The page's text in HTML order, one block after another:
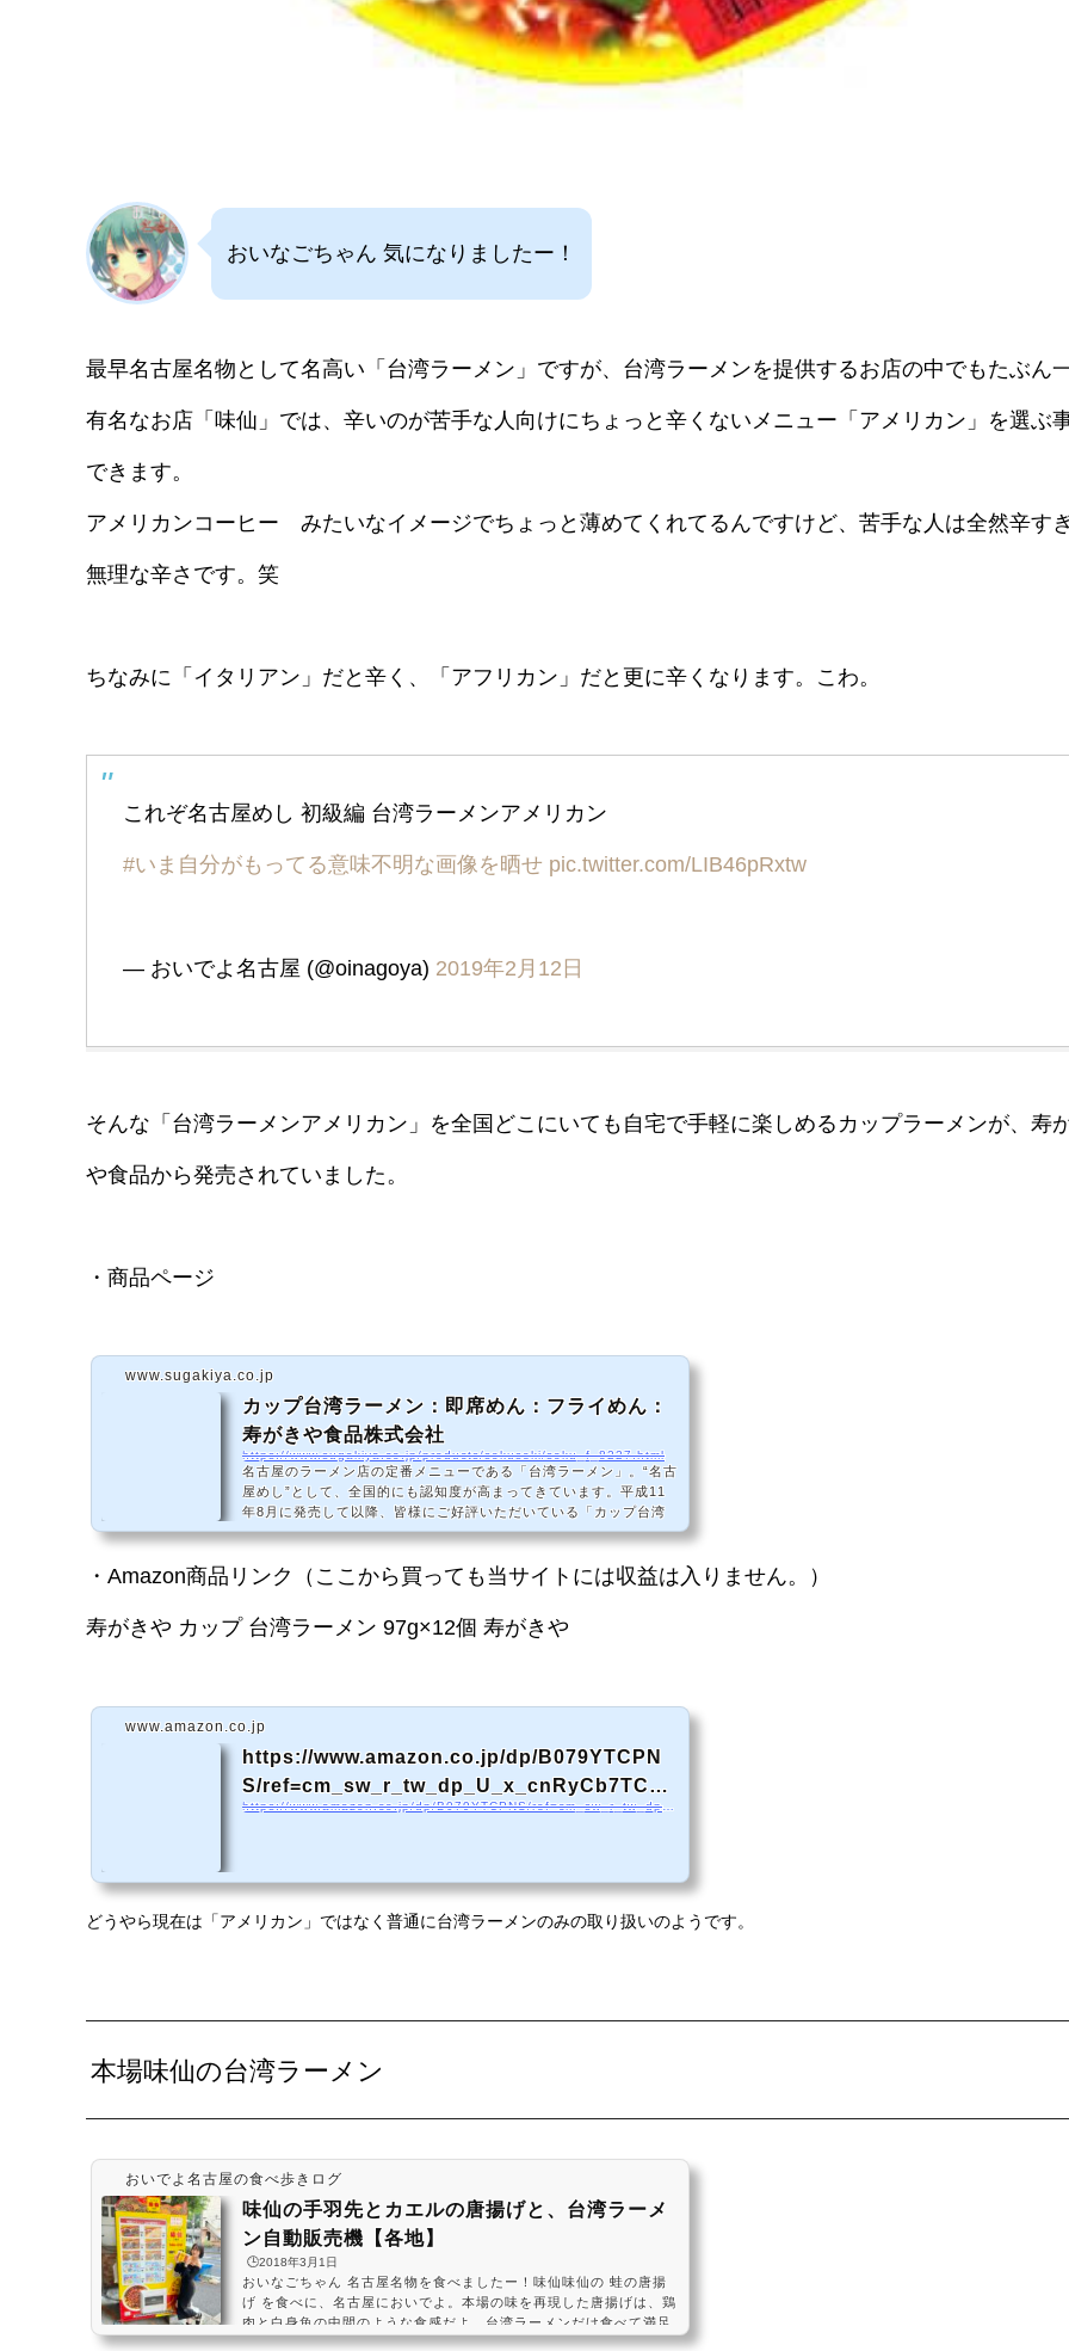
おいなごちゃん 気になりましたー！
最早名古屋名物として名高い「台湾ラーメン」ですが、台湾ラーメンを提供するお店の中でもたぶん
有名なお店「味仙」では、辛いのが苦手な人向けにちょっと辛くないメニュー「アメリカン」を選ぶ
できます。
アメリカンコーヒー みたいなイメージでちょっと薄めてくれてるんですけど、苦手な人は全然辛す
無理な辛さです。笑
ちなみに「イタリアン」だと辛く、「アフリカン」だと更に辛くなります。こわ。
これぞ名古屋めし 初級編 台湾ラーメンアメリカン
#いま自分がもってる意味不明な画像を晒せ pic.twitter.com/LIB46pRxtw
— おいでよ名古屋 (@oinagoya) 2019年2月12日
そんな「台湾ラーメンアメリカン」を全国どこにいても自宅で手軽に楽しめるカップラーメンが、寿
や食品から発売されていました。
・商品ページ
www.sugakiya.co.jp
カップ台湾ラーメン：即席めん：フライめん：
寿がきや食品株式会社
https://www.sugakiya.co.jp/products/sokuseki/soku_f_8227.html
名古屋のラーメン店の定番メニューである「台湾ラーメン」。“名古
屋めし”として、全国的にも認知度が高まってきています。平成11
年8月に発売して以降、皆様にご好評いただいている「カップ台湾
ラーメン」。この度、お求めやすい価格になりました。
・Amazon商品リンク（ここから買っても当サイトには収益は入りません。）
寿がきや カップ 台湾ラーメン 97g×12個 寿がきや
www.amazon.co.jp
https://www.amazon.co.jp/dp/B079YTCPN
S/ref=cm_sw_r_tw_dp_U_x_cnRyCb7TCX9
D6
https://www.amazon.co.jp/dp/B079YTCPNS/ref=cm_sw_r_tw_dp_U_x_cnRyCb7TCX9D6
どうやら現在は「アメリカン」ではなく普通に台湾ラーメンのみの取り扱いのようです。
本場味仙の台湾ラーメン
おいでよ名古屋の食べ歩きログ
味仙の手羽先とカエルの唐揚げと、台湾ラーメ
ン自動販売機【各地】
🕒️2018年3月1日
おいなごちゃん 名古屋名物を食べましたー！味仙味仙の 蛙の唐揚
げ を食べに、名古屋においでよ。本場の味を再現した唐揚げは、鶏
肉と白身魚の中間のような食感だよ。台湾ラーメンだけ食べて満足
せずに、良ければ挑戦してみてねー！ #飯テロ pic.twitter.com/lA6